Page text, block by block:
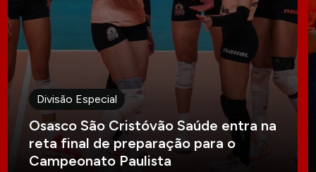
Divisão Especial
Osasco São Cristóvão Saúde entra na
reta final de preparação para o
Campeonato Paulista